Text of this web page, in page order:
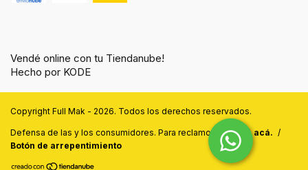
Vendé online con tu Tiendanube!
Hecho por KODE
Copyright Full Mak - 2026. Todos los derechos reservados.
Defensa de las y los consumidores. Para reclamos ingresá acá. /
Botón de arrepentimiento